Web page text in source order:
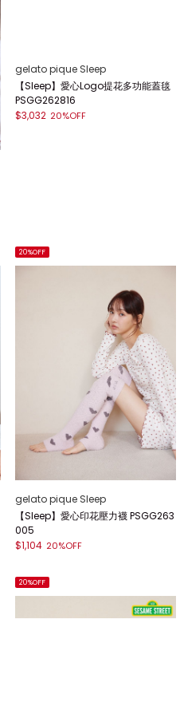
20%OFF
gelato pique Sleep
【Sleep】愛心印花壓力襪 PSGG263
005
$1,104 20%OFF
20%OFF